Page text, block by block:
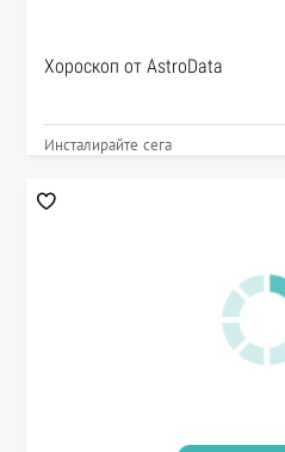
Хороскоп от AstroData
Инсталирайте сега